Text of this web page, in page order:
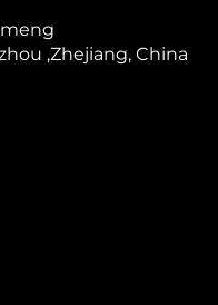
,Zhejiang, China